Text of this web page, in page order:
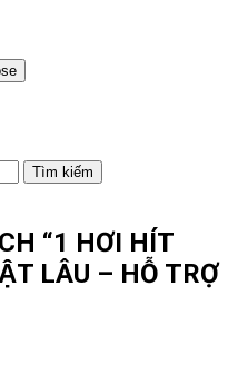
Tìm kiếm
“1 HƠI HÍT
LÂU – HỖ TRỢ